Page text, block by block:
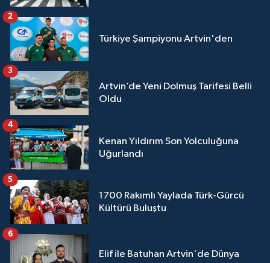
Türkiye Şampiyonu Artvin'den
2
Artvin’de Yeni Dolmuş Tarifesi Belli
Oldu
3
Kenan Yıldırım Son Yolculuğuna
Uğurlandı
4
1700 Rakımlı Yaylada Türk-Gürcü
Kültürü Buluştu
5
Elif ile Batuhan Artvin'de Dünya
6